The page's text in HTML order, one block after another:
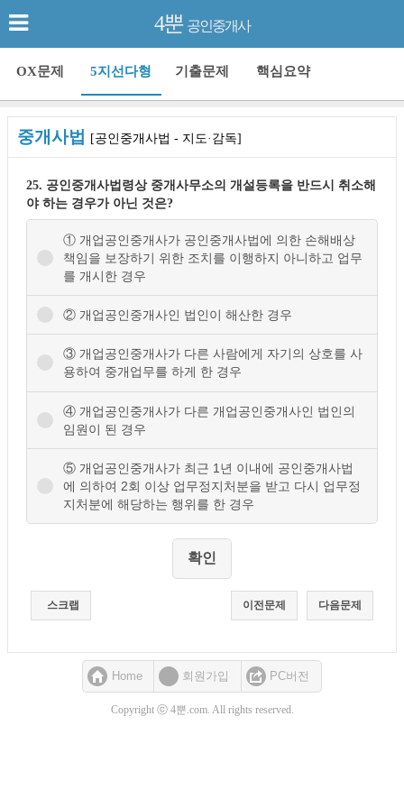
4뿐 공인중개사
OX문제 5지선다형 기출문제 핵심요약
중개사법 [공인중개사법 - 지도·감독]
25. 공인중개사법령상 중개사무소의 개설등록을 반드시 취소해
야 하는 경우가 아닌 것은?
① 개업공인중개사가 공인중개사법에 의한 손해배상
책임을 보장하기 위한 조치를 이행하지 아니하고 업무
를 개시한 경우
② 개업공인중개사인 법인이 해산한 경우
③ 개업공인중개사가 다른 사람에게 자기의 상호를 사
용하여 중개업무를 하게 한 경우
④ 개업공인중개사가 다른 개업공인중개사인 법인의
임원이 된 경우
⑤ 개업공인중개사가 최근 1년 이내에 공인중개사법
에 의하여 2회 이상 업무정지처분을 받고 다시 업무정
지처분에 해당하는 행위를 한 경우
스크랩 다음문제
이전문제
Home 회원가입 PC버전
Copyright ⓒ 4뿐.com. All rights reserved.